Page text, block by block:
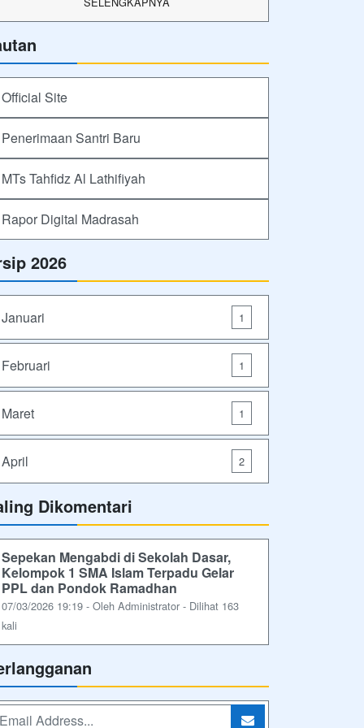
Official Site
Penerimaan Santri Baru
MTs Tahfidz Al Lathifiyah
Rapor Digital Madrasah
2026
Januari 1
Februari 1
Maret 1
April 2
Dikomentari
Sepekan Mengabdi di Sekolah Dasar,
Kelompok 1 SMA Islam Terpadu Gelar
PPL dan Pondok Ramadhan
07/03/2026 19:19 - Oleh Administrator - Dilihat 163
kali